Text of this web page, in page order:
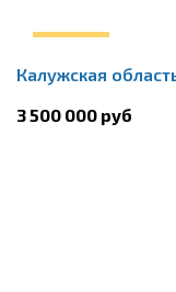
Калужская
3 500 000 руб